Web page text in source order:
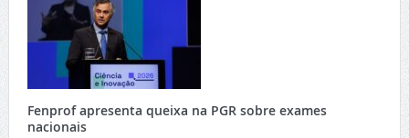
Fenprof apresenta queixa na PGR sobre exames
nacionais